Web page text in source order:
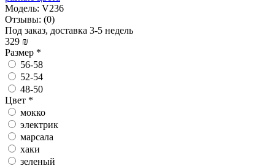
Модель: V236
Отзывы: (0)
Под заказ, доставка 3-5 недель
329 ₪
Размер *
56-58
52-54
48-50
Цвет *
мокко
электрик
марсала
хаки
зеленый